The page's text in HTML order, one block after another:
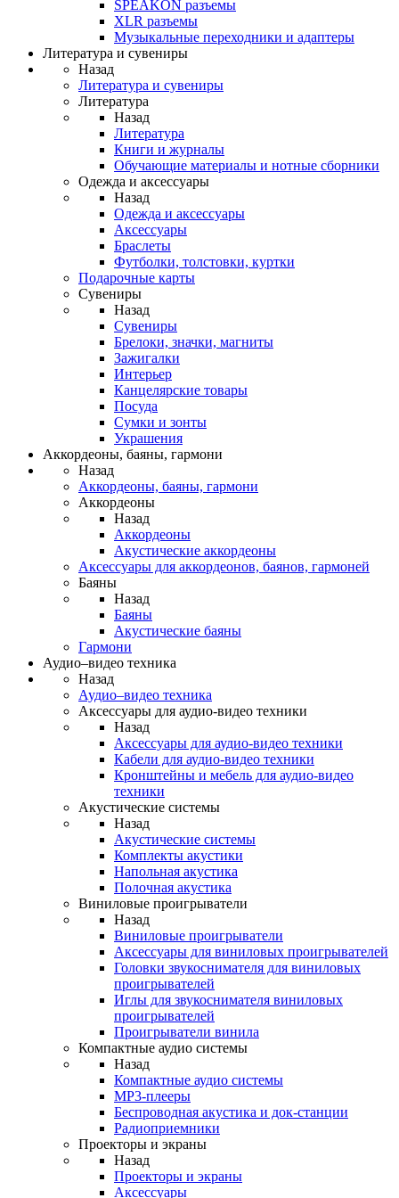
SPEAKON разъемы
XLR разъемы
Музыкальные переходники и адаптеры
Литература и сувениры
Назад
Литература и сувениры
Литература
Назад
Литература
Книги и журналы
Обучающие материалы и нотные сборники
Одежда и аксессуары
Назад
Одежда и аксессуары
Аксессуары
Браслеты
Футболки, толстовки, куртки
Подарочные карты
Сувениры
Назад
Сувениры
Брелоки, значки, магниты
Зажигалки
Интерьер
Канцелярские товары
Посуда
Сумки и зонты
Украшения
Аккордеоны, баяны, гармони
Назад
Аккордеоны, баяны, гармони
Аккордеоны
Назад
Аккордеоны
Акустические аккордеоны
Аксессуары для аккордеонов, баянов, гармоней
Баяны
Назад
Баяны
Акустические баяны
Гармони
Аудио–видео техника
Назад
Аудио–видео техника
Аксессуары для аудио-видео техники
Назад
Аксессуары для аудио-видео техники
Кабели для аудио-видео техники
Кронштейны и мебель для аудио-видео
техники
Акустические системы
Назад
Акустические системы
Комплекты акустики
Напольная акустика
Полочная акустика
Виниловые проигрыватели
Назад
Виниловые проигрыватели
Аксессуары для виниловых проигрывателей
Головки звукоснимателя для виниловых
проигрывателей
Иглы для звукоснимателя виниловых
проигрывателей
Проигрыватели винила
Компактные аудио системы
Назад
Компактные аудио системы
MP3-плееры
Беспроводная акустика и док-станции
Радиоприемники
Проекторы и экраны
Назад
Проекторы и экраны
Аксессуары